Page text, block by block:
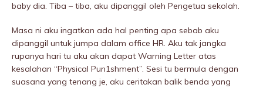
baby dia. Tiba – tiba, aku dipanggil oleh Pengetua sekolah.
Masa ni aku ingatkan ada hal penting apa sebab aku
dipanggil untuk jumpa dalam office HR. Aku tak jangka
rupanya hari tu aku akan dapat Warning Letter atas
kesalahan “PhysicaI Pun1shment”. Sesi tu bermula dengan
suasana yang tenang je, aku ceritakan balik benda yang